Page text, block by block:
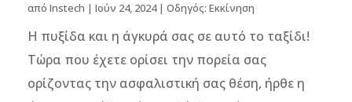
από Instech | Ιούν 24, 2024| Οδηγός: Εκκίνηση
Η πυξίδα και η άγκυρά σας σε αυτό το ταξίδι!
Τώρα που έχετε ορίσει την πορεία σας
ορίζοντας την ασφαλιστική σας θέση, ήρθε η